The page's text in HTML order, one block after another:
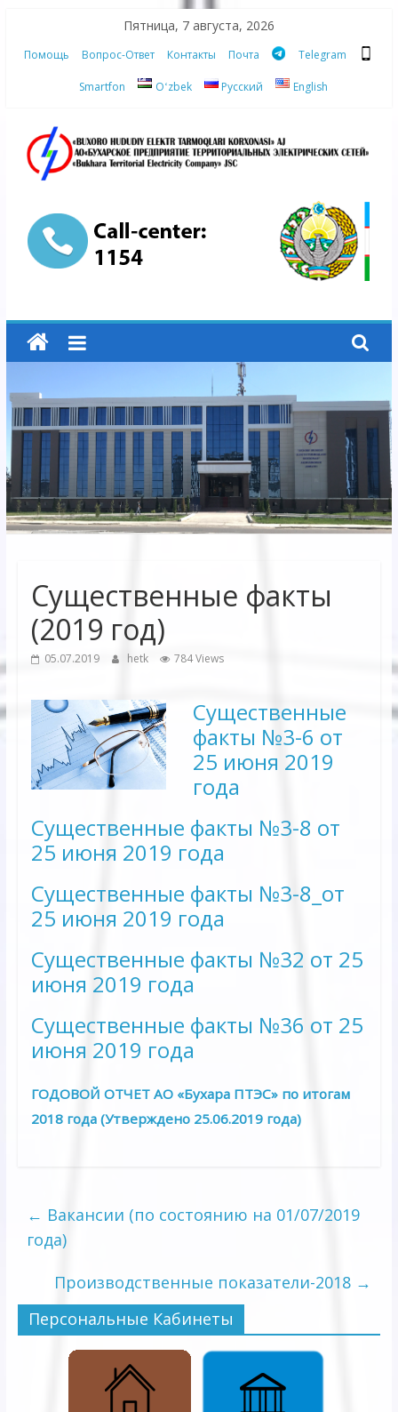
content
Пятница, 7 августа, 2026
Помощь Вопрос-Ответ Контакты Почта Telegram
Smartfon Oʻzbek Русский English
АО
"Бухарское
Предприятие
Территориальных
Электрических
сетей"
АО
"Бухарское
Электрических
сетей"
Существенные факты
(2019 год)
05.07.2019 hetk 784 Views
Существенные
факты №3-6 от
25 июня 2019
года
Существенные факты №3-8 от
25 июня 2019 года
Существенные факты №3-8_от
25 июня 2019 года
Существенные факты №32 от 25
июня 2019 года
Существенные факты №36 от 25
июня 2019 года
ГОДОВОЙ ОТЧЕТ АО «Бухара ПТЭС» по итогам
2018 года (Утверждено 25.06.2019 года)
← Вакансии (по состоянию на 01/07/2019
года)
Производственные показатели-2018 →
Персональные Кабинеты